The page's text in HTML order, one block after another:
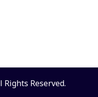
Reserved.